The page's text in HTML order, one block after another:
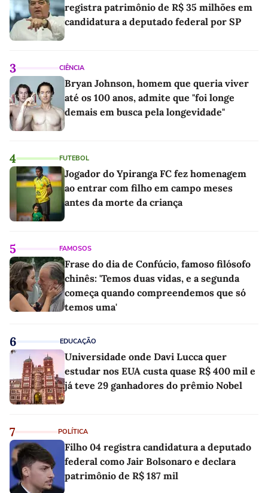
registra patrimônio de R$ 35 milhões em
candidatura a deputado federal por SP
3 CIÊNCIA
Bryan Johnson, homem que queria viver
até os 100 anos, admite que "foi longe
demais em busca pela longevidade"
4 FUTEBOL
Jogador do Ypiranga FC fez homenagem
ao entrar com filho em campo meses
antes da morte da criança
5 FAMOSOS
Frase do dia de Confúcio, famoso filósofo
chinês: 'Temos duas vidas, e a segunda
começa quando compreendemos que só
temos uma'
6 EDUCAÇÃO
Universidade onde Davi Lucca quer
estudar nos EUA custa quase R$ 400 mil e
já teve 29 ganhadores do prêmio Nobel
7 POLÍTICA
Filho 04 registra candidatura a deputado
federal como Jair Bolsonaro e declara
patrimônio de R$ 187 mil